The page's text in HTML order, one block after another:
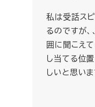
私は受話ス
るのですが
囲に聞こえ
し当てる位
しいと思いま